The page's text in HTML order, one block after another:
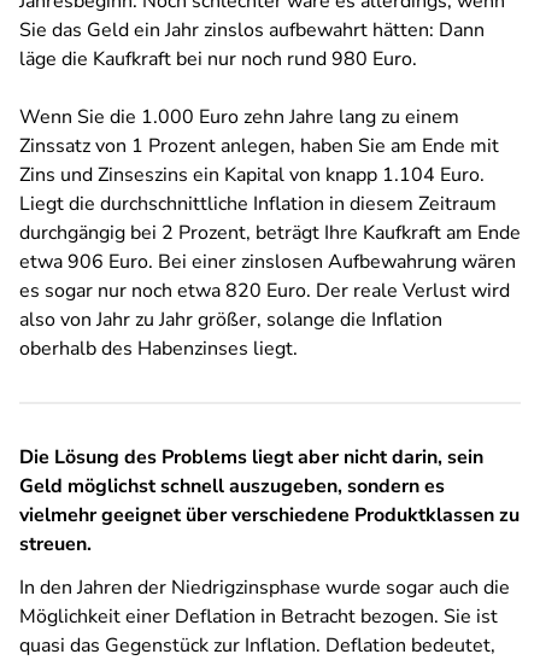
Sie das Geld ein Jahr zinslos aufbewahrt hätten: Dann
läge die Kaufkraft bei nur noch rund 980 Euro.
Wenn Sie die 1.000 Euro zehn Jahre lang zu einem
Zinssatz von 1 Prozent anlegen, haben Sie am Ende mit
Zins und Zinseszins ein Kapital von knapp 1.104 Euro.
Liegt die durchschnittliche Inflation in diesem Zeitraum
durchgängig bei 2 Prozent, beträgt Ihre Kaufkraft am Ende
etwa 906 Euro. Bei einer zinslosen Aufbewahrung wären
es sogar nur noch etwa 820 Euro. Der reale Verlust wird
also von Jahr zu Jahr größer, solange die Inflation
oberhalb des Habenzinses liegt.
Die Lösung des Problems liegt aber nicht darin, sein
Geld möglichst schnell auszugeben, sondern es
vielmehr geeignet über verschiedene Produktklassen zu
streuen.
In den Jahren der Niedrigzinsphase wurde sogar auch die
Möglichkeit einer Deflation in Betracht bezogen. Sie ist
quasi das Gegenstück zur Inflation. Deflation bedeutet,